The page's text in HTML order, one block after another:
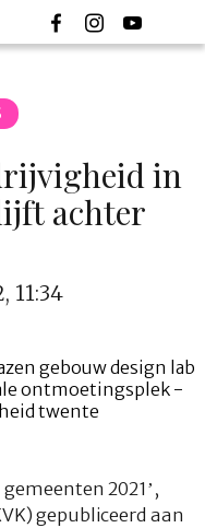
in
achter
11:34
2021’,
gepubliceerd aan